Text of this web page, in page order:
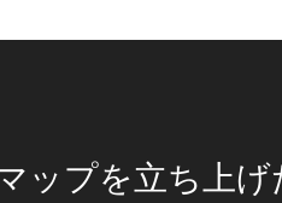
ップを立ち上げ